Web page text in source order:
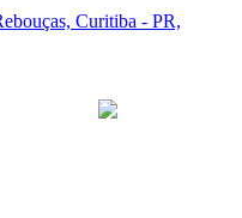
Curitiba - PR,